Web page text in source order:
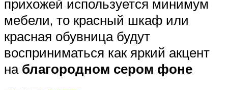
прихожей используется минимум
мебели, то красный шкаф или
красная обувница будут
восприниматься как яркий акцент
на благородном сером фоне